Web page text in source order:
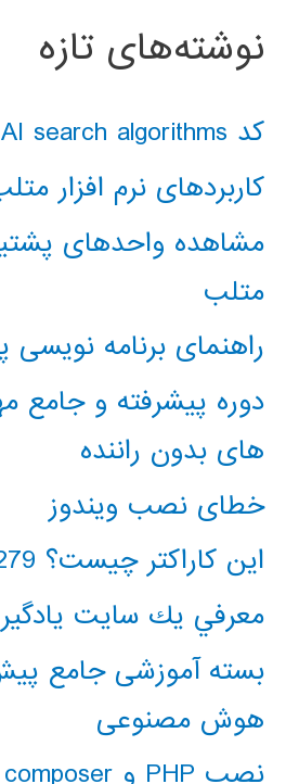
نوشته‌های تازه
کد classical AI search algorithms
کاربردهای نرم افزار
مشاهده واحدهای
متلب
راهنمای برنامه نویسی
دوره پیشرفته و جامع
های بدون راننده
خطای نصب ویندوز
این کاراکتر چیست؟ 65279
معرفي يك سايت
بسته آموزشی جامع
هوش مصنوعی
نصب PHP و composer در ویندوز 10